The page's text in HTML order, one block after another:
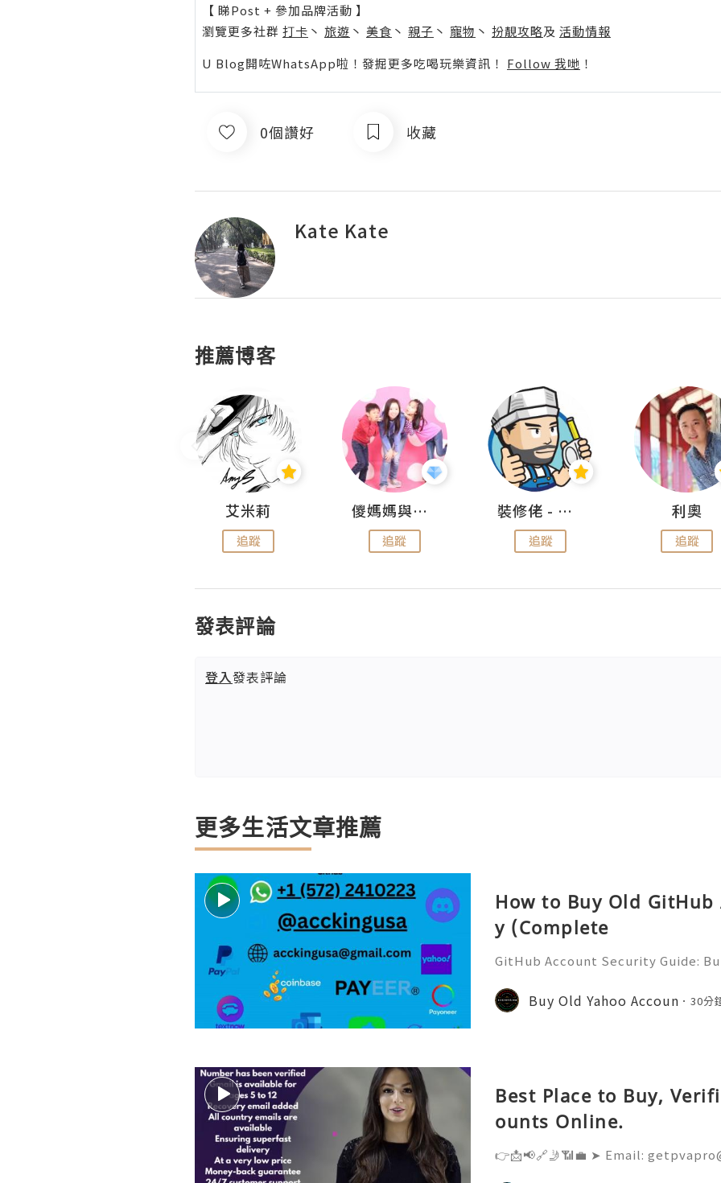
【 睇Post + 參加品牌活動 】
瀏覽更多社群 打卡 丶 旅遊 丶 美食 丶 親子 丶 寵物 丶 扮靚攻略及 活動情報
U Blog開咗WhatsApp啦！發掘更多吃喝玩樂資訊！ Follow 我哋 ！
0個讚好 收藏
Kate Kate
推薦博客
艾米莉
追蹤
儍媽媽與兩隻小魔怪之家
追蹤
裝修佬 - 香港一站式網上裝修平台
追蹤
利奧
追蹤
發表評論
登入發表評論
更多生活文章推薦
How to Buy Old
y (Complete
GitHub Account Security Guide:
d's leading platforms for
ration. Millions of develo
Buy Old Yahoo Accoun 30分
Best Place to Buy,
ounts Online.
👉📩📢🔗🤳📶💼 ➤ Email: